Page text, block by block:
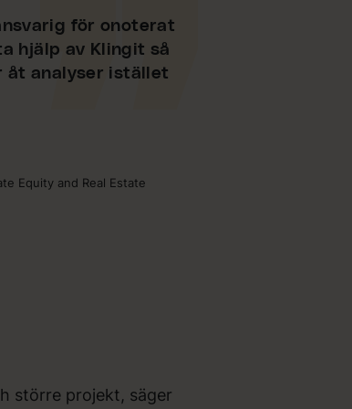
för onoterat
hjälp av Klingit så
åt analyser istället
Equity and Real Estate
större projekt, säger